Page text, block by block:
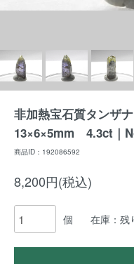
非加熱宝石質タンザ
13×6×5mm 4.3ct｜
商品ID：192086592
8,200円(税込)
個 在庫：残